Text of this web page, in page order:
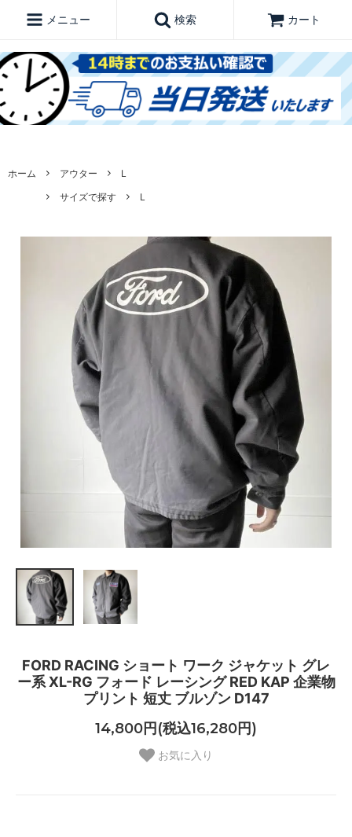
メニュー 検索 カート
ホーム アウター
L
サイズで探す
L
FORD RACING ショート ワーク ジャケット グレ
ー系 XL-RG フォード レーシング RED KAP 企業物
プリント 短丈 ブルゾン D147
14,800円(税込16,280円)
お気に入り